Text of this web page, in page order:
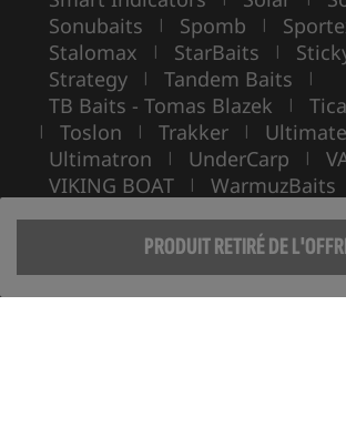
PRODUIT RETIRÉ DE
Sonubaits | Spomb |
Stalomax | StarBaits |
Strategy | Tandem Baits |
TB Baits - Tomas Blazek | Tica
| Toslon | Trakker |
Ultimatron | UnderCarp |
VIKING BOAT | WarmuzBaits
Copyright ©ROCKWORLD
L'utilisation de photos et de textes sans